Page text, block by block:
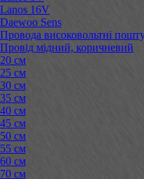
Lanos 16V
Daewoo Sens
Провода високовольтні
Провід мідний, коричневий
20 см
25 см
30 см
35 см
40 см
45 см
50 см
55 см
60 см
70 см